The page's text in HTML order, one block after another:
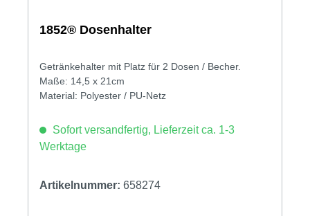
1852® Dosenhalter
Getränkehalter mit Platz für 2 Dosen / Becher.
Maße: 14,5 x 21cm
Material: Polyester / PU-Netz
Sofort versandfertig, Lieferzeit ca. 1-3
Werktage
Artikelnummer: 658274